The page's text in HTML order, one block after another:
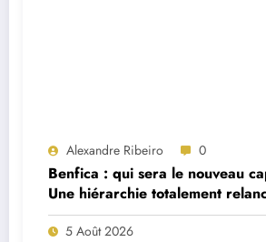
Alexandre Ribeiro 0
Benfica : qui sera le nouveau
Une hiérarchie totalement
deux départs majeurs
5 Août 2026